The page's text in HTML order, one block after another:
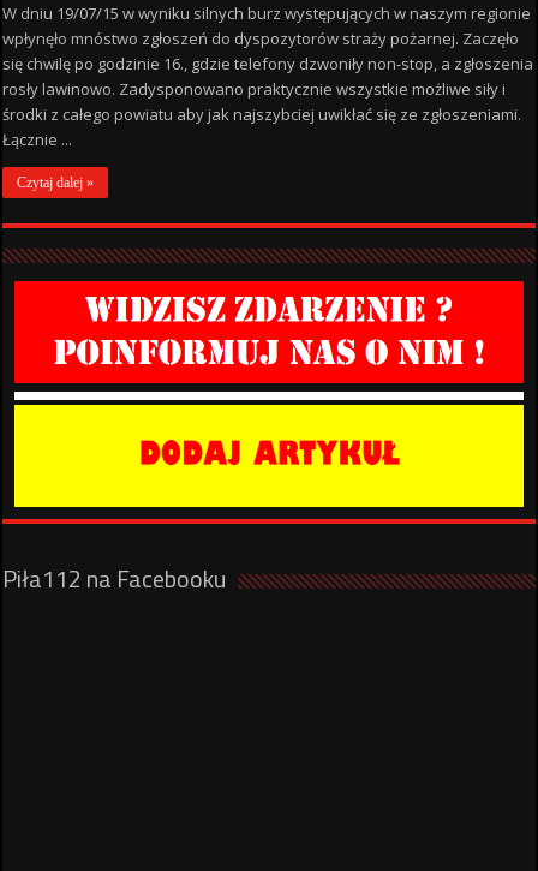
W dniu 19/07/15 w wyniku silnych burz występujących w naszym regionie
wpłynęło mnóstwo zgłoszeń do dyspozytorów straży pożarnej. Zaczęło
się chwilę po godzinie 16., gdzie telefony dzwoniły non-stop, a zgłoszenia
rosły lawinowo. Zadysponowano praktycznie wszystkie możliwe siły i
środki z całego powiatu aby jak najszybciej uwikłać się ze zgłoszeniami.
Łącznie ...
Czytaj dalej »
Piła112 na Facebooku